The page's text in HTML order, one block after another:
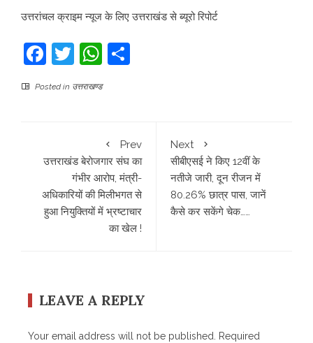
उत्तरांचल क्राइम न्यूज के लिए उत्तराखंड से ब्यूरो रिपोर्ट
Facebook
TwitterWhatsApp
Posted in उत्तराखण्ड
Prev
उत्तराखंड बेराेजगार संघ का
गंभीर आरोप, मंत्री-
अधिकारियों की मिलीभगत से
हुआ नियुक्तियों में भ्रष्टाचार
का खेल !
Next
सीबीएसई ने किए 12वीं के
नतीजे जारी, दून रीजन में
80.26% छात्र पास, जानें
कैसे कर सकेंगे चेक……
LEAVE A REPLY
Your email address will not be published.
Required